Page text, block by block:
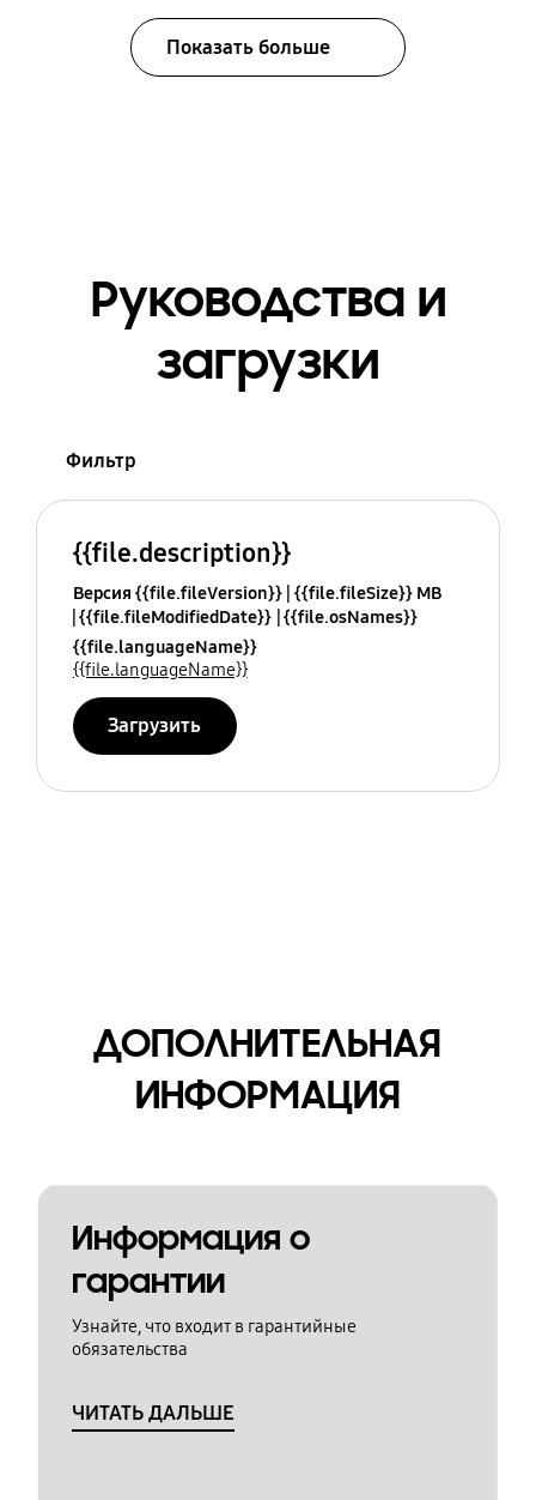
Показать больше
Руководства и
загрузки
Фильтр
{{file.description}}
Версия {{file.fileVersion}} {{file.fileSize}} MB
{{file.fileModifiedDate}} {{file.osNames}}
{{file.languageName}}
{{file.languageName}}
Загрузить
ДОПОЛНИТЕЛЬНАЯ
ИНФОРМАЦИЯ
Информация о
гарантии
Узнайте, что входит в гарантийные
обязательства
ЧИТАТЬ ДАЛЬШЕ